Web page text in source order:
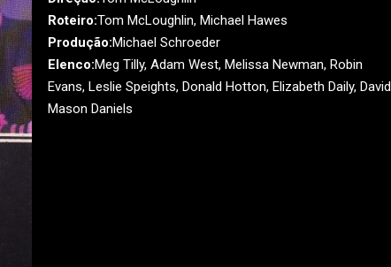
Roteiro:Tom McLoughlin, Michael Hawes
Produção:Michael Schroeder
Elenco:Meg Tilly, Adam West, Melissa Newman, Robin
Evans, Leslie Speights, Donald Hotton, Elizabeth Daily, David
Mason Daniels